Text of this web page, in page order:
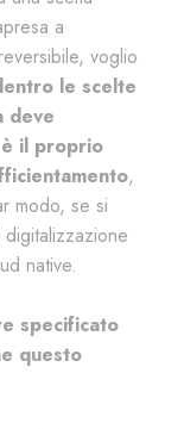
a
voglio
le scelte
deve
il proprio
,
modo, se si
native.
specificato
questo